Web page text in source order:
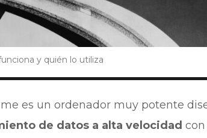
y quién lo utiliza
es un ordenador muy potente
de datos a alta velocidad